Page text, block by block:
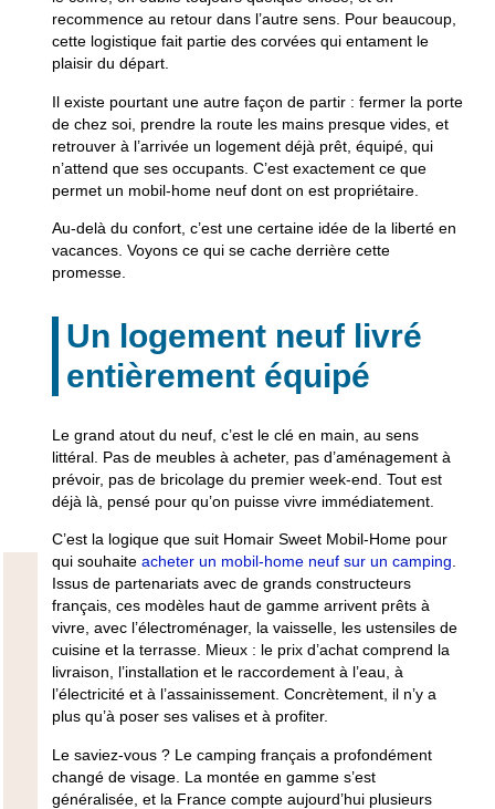
recommence au retour dans l’autre sens. Pour beaucoup,
cette logistique fait partie des corvées qui entament le
plaisir du départ.
Il existe pourtant une autre façon de partir : fermer la porte
de chez soi, prendre la route les mains presque vides, et
retrouver à l’arrivée un logement déjà prêt, équipé, qui
n’attend que ses occupants. C’est exactement ce que
permet un mobil-home neuf dont on est propriétaire.
Au-delà du confort, c’est une certaine idée de la liberté en
vacances. Voyons ce qui se cache derrière cette
promesse.
Un logement neuf livré
entièrement équipé
Le grand atout du neuf, c’est le clé en main, au sens
littéral. Pas de meubles à acheter, pas d’aménagement à
prévoir, pas de bricolage du premier week-end. Tout est
déjà là, pensé pour qu’on puisse vivre immédiatement.
C’est la logique que suit Homair Sweet Mobil-Home pour
qui souhaite acheter un mobil-home neuf sur un camping.
Issus de partenariats avec de grands constructeurs
français, ces modèles haut de gamme arrivent prêts à
vivre, avec l’électroménager, la vaisselle, les ustensiles de
cuisine et la terrasse. Mieux : le prix d’achat comprend la
livraison, l’installation et le raccordement à l’eau, à
l’électricité et à l’assainissement. Concrètement, il n’y a
plus qu’à poser ses valises et à profiter.
Le saviez-vous ?Le camping français a profondément
changé de visage. La montée en gamme s’est
généralisée, et la France compte aujourd’hui plusieurs